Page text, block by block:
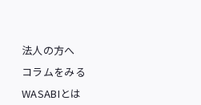
法人の方へ
コラムをみる
WASABIとは